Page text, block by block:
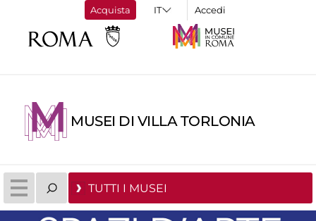
Acquista Accedi
MUSEI DI VILLA TORLONIA
TUTTI I MUSEI